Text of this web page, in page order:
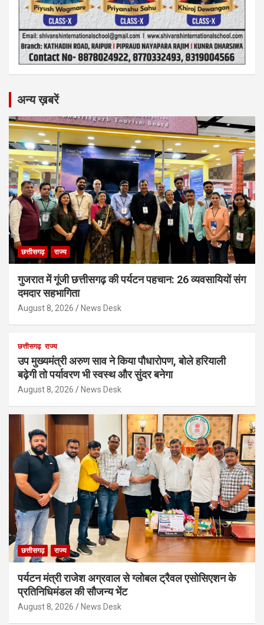
अन्य ख़बरें
छत्तीसगढ़ राज्य
गुजरात में गूंजी छत्तीसगढ़ की पर्यटन पहचान: 26 व्यवसायियों संग
दमदार सहभागिता
August 8, 2026 News Desk
छत्तीसगढ़ राज्य
उप मुख्यमंत्री अरुण साव ने किया पौधारोपण, बोले हरियाली
बढ़ेगी तो पर्यावरण भी स्वस्थ और सुंदर बनेगा
August 8, 2026 News Desk
छत्तीसगढ़ राज्य
पर्यटन मंत्री राजेश अग्रवाल से ग्लोबल ट्रैवल एसोसिएशन के
प्रतिनिधिमंडल की सौजन्य भेंट
August 8, 2026 News Desk